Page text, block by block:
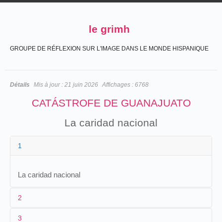
le grimh
GROUPE DE RÉFLEXION SUR L'IMAGE DANS LE MONDE HISPANIQUE
Détails Mis à jour : 21 juin 2026 Affichages : 6768
CATÁSTROFE DE GUANAJUATO
La caridad nacional
1
La caridad nacional
2
3